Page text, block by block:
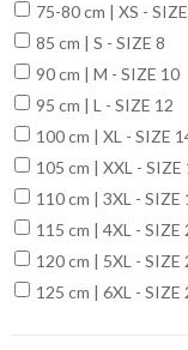
75-80 cm | XS -
85 cm | S - SIZE 8
90 cm | M - SIZE 10
95 cm | L - SIZE 12
100 cm | XL - SIZE
105 cm | XXL - SIZE
110 cm | 3XL - SIZE
115 cm | 4XL - SIZE
120 cm | 5XL - SIZE
125 cm | 6XL - SIZE